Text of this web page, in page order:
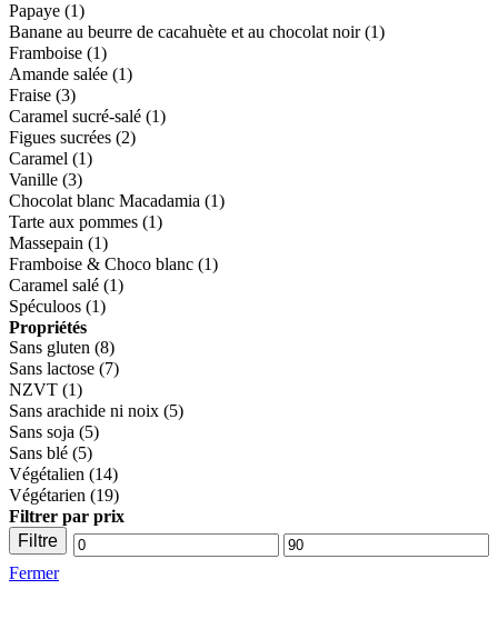
Papaye (1)
Banane au beurre de cacahuète et au chocolat noir (1)
Framboise (1)
Amande salée (1)
Fraise (3)
Caramel sucré-salé (1)
Figues sucrées (2)
Caramel (1)
Vanille (3)
Chocolat blanc Macadamia (1)
Tarte aux pommes (1)
Massepain (1)
Framboise & Choco blanc (1)
Caramel salé (1)
Spéculoos (1)
Propriétés
Sans gluten (8)
Sans lactose (7)
NZVT (1)
Sans arachide ni noix (5)
Sans soja (5)
Sans blé (5)
Végétalien (14)
Végétarien (19)
Filtrer par prix
Prix Prix
Filtre
Fermer